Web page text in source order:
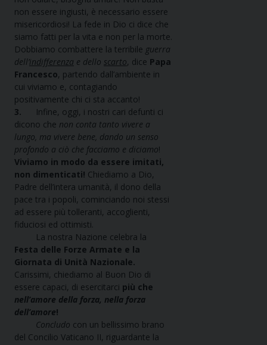
non essere ingiusti, è necessario essere
misericordiosi! La fede in Dio ci dice che
siamo fatti per la vita e non per la morte.
Dobbiamo combattere la terribile guerra
dell’indifferenza e dello scarto, dice Papa
Francesco, partendo dall’ambiente in
cui viviamo e, contagiando
positivamente chi ci sta accanto!
3. Infine, oggi, i nostri cari defunti ci
dicono che non conta tanto vivere a
lungo, ma vivere bene, dando un senso
profondo a ciò che facciamo e diciamo!
Viviamo in modo da essere imitati,
non dimenticati! Chiediamo a Dio,
Padre dell’intera umanità, il dono della
pace tra i popoli, cominciando noi stessi
ad essere più tolleranti, accoglienti,
fiduciosi ed ottimisti.
La nostra Nazione celebra la
Festa delle Forze Armate e la
Giornata di Unità Nazionale.
Carissimi, chiediamo al Buon Dio di
essere capaci, di esercitarci più che
nell’amore della forza, nella forza
dell’amore!
Concludo con un bellissimo brano
del Concilio Vaticano II, riguardante la